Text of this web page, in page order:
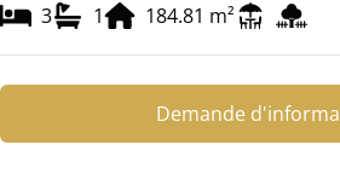
3 1 184.81 m²
Demande